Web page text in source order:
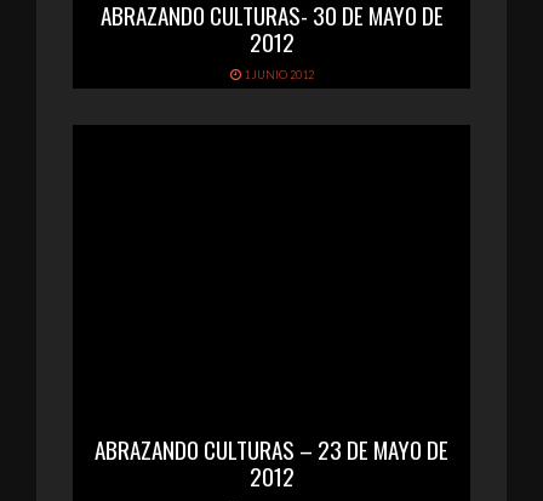
ABRAZANDO CULTURAS- 30 DE MAYO DE
2012
1 JUNIO 2012
ABRAZANDO CULTURAS – 23 DE MAYO DE
2012